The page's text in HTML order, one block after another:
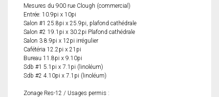
Mesures du 900 rue Clough (commercial)
Entrée: 10.9pi x 10pi
Salon #1 25.8pi x 25.9pi, plafond cathédrale
Salon #2 19.1pi x 30.2pi Plafond cathédrale
Salon 3 8.9pi x 12pi irrégulier
Cafétéria 12.2pi x 21pi
Bureau 11.8pi x 9.10pi
Sdb #1 5.1pi x 7.1pi (linoléum)
Sdb #2 4.10pi x 7.1pi (linoléum)
Zonage Res-12 / Usages permis :